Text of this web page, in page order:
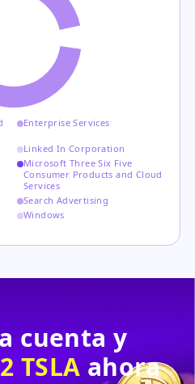
Enterprise Services
Linked In Corporation
Microsoft Three Six Five
Consumer Products and Cloud
Services
Search Advertising
Windows
cuenta y
TSLA ahora